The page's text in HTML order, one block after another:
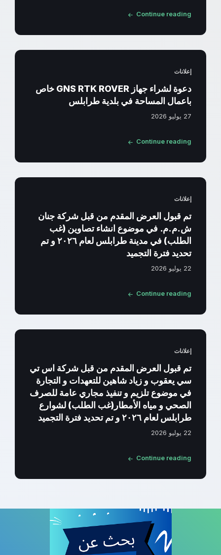
Continue reading
إعلانات
دعوة لشراء جهاز GNS RTK ROVER خاص
باعمال المساحة في بلدية طرابلس
27 يوليو 2026
Continue reading
إعلانات
تم قبول العرض المقدم من قبل شركة جنان
ش.م.م. في موضوع انشاء تصاوين (غب
الطلب) في مدينة طرابلس لعام ٢٠٢٦ و تم
تحديد فترة التجميد
22 يوليو 2026
Continue reading
إعلانات
تم قبول العرض المقدم من قبل شركة اس تي
سي يعقوب و زياد شاهين للتعهدات و التجارة
في موضوع تلزيم و تنفيذ مجاري عامة للصرف
الصحي و مياه الأمطار(غب الطلب) لشوارع
طرابلس لعام ٢٠٢٦ و تم تحديد فترة التجميد
22 يوليو 2026
Continue reading